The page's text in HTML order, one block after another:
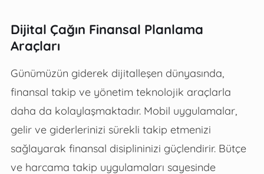
Dijital Çağın Finansal Planlama
Araçları
Günümüzün giderek dijitalleşen dünyasında,
finansal takip ve yönetim teknolojik araçlarla
daha da kolaylaşmaktadır. Mobil uygulamalar,
gelir ve giderlerinizi sürekli takip etmenizi
sağlayarak finansal disiplininizi güçlendirir. Bütçe
ve harcama takip uygulamaları sayesinde